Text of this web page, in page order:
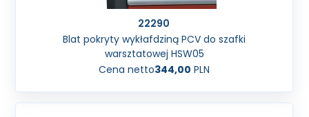
22290
Blat pokryty wykłafdziną PCV do szafki
warsztatowej HSW05
Cena netto344,00 PLN